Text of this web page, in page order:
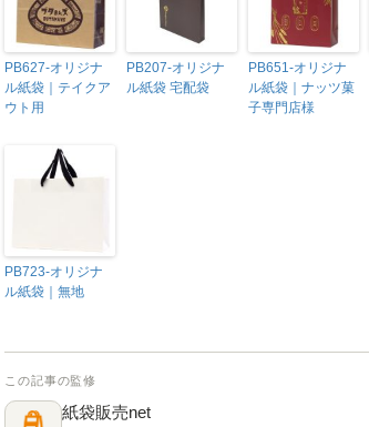
PB627-オリジナ
ル紙袋｜テイクア
ウト用
PB207-オリジナ
ル紙袋 宅配袋
PB651-オリジナ
ル紙袋｜ナッツ菓
子専門店様
PB723-オリジナ
ル紙袋｜無地
この記事の監修
紙袋販売net